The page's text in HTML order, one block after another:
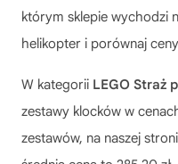
którym sklepie wychodzi
helikopter i porównaj
W kategorii LEGO Straż
zestawy klocków w
zestawów, na naszej